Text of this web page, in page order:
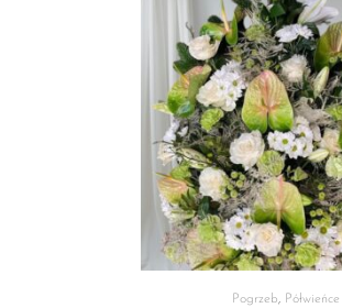
WYBIERZ OPCJE
Pogrzeb, Półwieńce